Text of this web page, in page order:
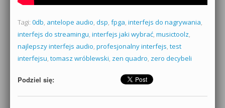
Tagi: 0db, antelope audio, dsp, fpga, interfejs do nagrywania,
interfejs do streamingu, interfejs jaki wybrać, musictoolz,
najlepszy interfejs audio, profesjonalny interfejs, test
interfejsu, tomasz wróblewski, zen quadro, zero decybeli
Podziel się: